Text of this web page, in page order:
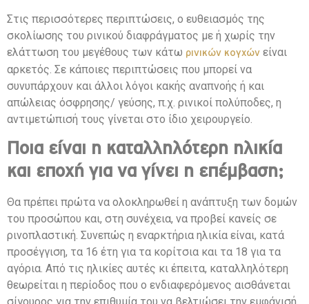
Στις περισσότερες περιπτώσεις, ο ευθειασμός της
σκολίωσης του ρινικού διαφράγματος με ή χωρίς την
ελάττωση του μεγέθους των κάτω ρινικών κογχών είναι
αρκετός. Σε κάποιες περιπτώσεις που μπορεί να
συνυπάρχουν και άλλοι λόγοι κακής αναπνοής ή και
απώλειας όσφρησης/ γεύσης, π.χ. ρινικοί πολύποδες, η
αντιμετώπισή τους γίνεται στο ίδιο χειρουργείο.
Ποια είναι η καταλληλότερη ηλικία
και εποχή για να γίνει η επέμβαση;
Θα πρέπει πρώτα να ολοκληρωθεί η ανάπτυξη των δομών
του προσώπου και, στη συνέχεια, να προβεί κανείς σε
ρινοπλαστική. Συνεπώς η εναρκτήρια ηλικία είναι, κατά
προσέγγιση, τα 16 έτη για τα κορίτσια και τα 18 για τα
αγόρια. Από τις ηλικίες αυτές κι έπειτα, καταλληλότερη
θεωρείται η περίοδος που ο ενδιαφερόμενος αισθάνεται